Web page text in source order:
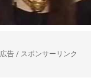
広告 / スポンサーリンク